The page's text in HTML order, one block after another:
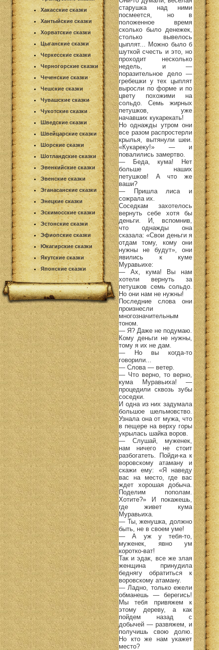
Хакасские сказки
Хантыйские сказки
Хорватские сказки
Цыганские сказки
Черкесские сказки
Черногорские сказки
Чеченские сказки
Чешские сказки
Чувашские сказки
Чукотские сказки
Шведские сказки
Швейцарские сказки
Шорские сказки
Шотландские сказки
Эвенкийские сказки
Эвенские сказки
Эганасанские сказки
Энецкие сказки
Эскимосские сказки
Эстонские сказки
Эфиопские сказки
Юкагирские сказки
Якутские сказки
Японские сказки
старушка над ними
посмеется, но в
положенное время
сколько было денежек,
столько вывелось
цыплят... Можно было б
шуткой счесть и это, но
проходит несколько
недель, и —
поразительное дело —
гребешки у тех цыплят
выросли по форме и по
цвету похожими на
сольдо. Семь жирных
петушков, уже
начавших кукарекать!
Но однажды утром они
все разом распростерли
крылья, вытянули шеи.
«Кукареку!» — и
повалились замертво.
— Беда, кума! Нет
больше наших
петушков! А что же
ваши?
— Пришла лиса и
сожрала их.
Соседкам захотелось
вернуть себе хотя бы
деньги. И, вспомнив,
что однажды она
сказала: «Свои деньги я
отдам тому, кому они
нужны не будут», они
явились к куме
Муравьихе:
— Ах, кума! Вы нам
хотели вернуть за
петушков семь сольдо.
Но они нам не нужны!
Последние слова они
произнесли
многозначительным
тоном.
— Я? Даже не подумаю.
Кому деньги не нужны,
тому я их не дам.
— Но вы когда-то
говорили...
— Слова — ветер.
— Что верно, то верно,
кума Муравьиха! —
процедили сквозь зубы
соседки.
И одна из них задумала
большое шельмовство.
Узнала она от мужа, что
в пещере на верху горы
укрылась шайка воров.
— Слушай, муженек,
нам ничего не стоит
разбогатеть. Пойди-ка к
воровскому атаману и
скажи ему: «Я наведу
вас на место, где вас
ждет хорошая добыча.
Поделим пополам.
Хотите?» И покажешь,
где живет кума
Муравьиха.
— Ты, женушка, должно
быть, не в своем уме!
— А уж у тебя-то,
муженек, явно ум
коротко-ват!
Так и эдак, все же злая
женщина принудила
беднягу обратиться к
воровскому атаману.
— Ладно, только ежели
обманешь — берегись!
Мы тебя привяжем к
этому дереву, а как
пойдем назад с
добычей — развяжем, и
получишь свою долю.
Но кто же нам укажет
место?